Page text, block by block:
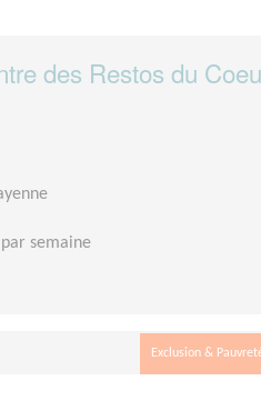
des Restos du
semaine
Exclusion &